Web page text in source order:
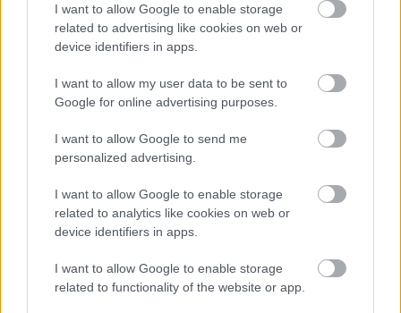
I want to allow Google to enable storage
related to advertising like cookies on web or
device identifiers in apps.
I want to allow my user data to be sent to
Google for online advertising purposes.
I want to allow Google to send me
personalized advertising.
I want to allow Google to enable storage
related to analytics like cookies on web or
device identifiers in apps.
I want to allow Google to enable storage
related to functionality of the website or app.
Pioneer hangtechnika a
számítógépeseknek
Hogyan csináljunk stílusos és
Desktoppal?
Szoftver| 2011.06.24 07:30
Logitech Wireless Desktop MK710
Hardver| 2011.06.01 18:00